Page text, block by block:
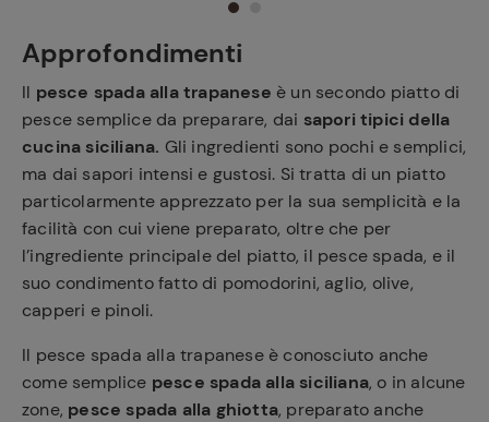
Approfondimenti
Il pesce spada alla trapanese è un secondo piatto di
pesce semplice da preparare, dai sapori tipici della
cucina siciliana. Gli ingredienti sono pochi e semplici,
ma dai sapori intensi e gustosi. Si tratta di un piatto
particolarmente apprezzato per la sua semplicità e la
facilità con cui viene preparato, oltre che per
l’ingrediente principale del piatto, il pesce spada, e il
suo condimento fatto di pomodorini, aglio, olive,
capperi e pinoli.
Il pesce spada alla trapanese è conosciuto anche
come semplice pesce spada alla siciliana, o in alcune
zone, pesce spada alla ghiotta, preparato anche